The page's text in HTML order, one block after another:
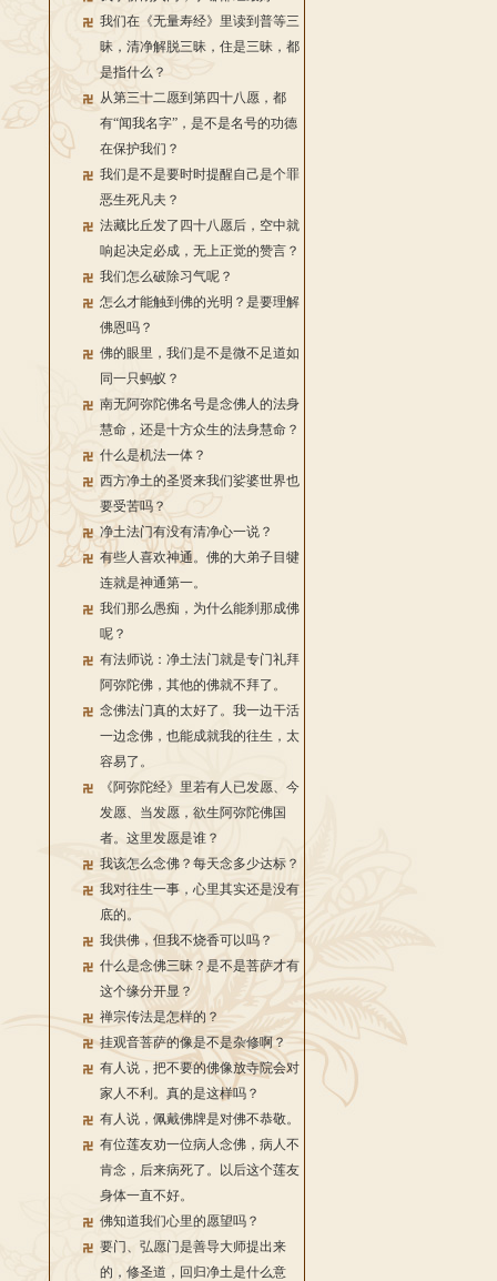
我们在《无量寿经》里读到普等三
昧，清净解脱三昧，住是三昧，都
是指什么？
从第三十二愿到第四十八愿，都
有“闻我名字”，是不是名号的功德
在保护我们？
我们是不是要时时提醒自己是个罪
恶生死凡夫？
法藏比丘发了四十八愿后，空中就
响起决定必成，无上正觉的赞言？
我们怎么破除习气呢？
怎么才能触到佛的光明？是要理解
佛恩吗？
佛的眼里，我们是不是微不足道如
同一只蚂蚁？
南无阿弥陀佛名号是念佛人的法身
慧命，还是十方众生的法身慧命？
什么是机法一体？
西方净土的圣贤来我们娑婆世界也
要受苦吗？
净土法门有没有清净心一说？
有些人喜欢神通。佛的大弟子目犍
连就是神通第一。
我们那么愚痴，为什么能刹那成佛
呢？
有法师说：净土法门就是专门礼拜
阿弥陀佛，其他的佛就不拜了。
念佛法门真的太好了。我一边干活
一边念佛，也能成就我的往生，太
容易了。
《阿弥陀经》里若有人已发愿、今
发愿、当发愿，欲生阿弥陀佛国
者。这里发愿是谁？
我该怎么念佛？每天念多少达标？
我对往生一事，心里其实还是没有
底的。
我供佛，但我不烧香可以吗？
什么是念佛三昧？是不是菩萨才有
这个缘分开显？
禅宗传法是怎样的？
挂观音菩萨的像是不是杂修啊？
有人说，把不要的佛像放寺院会对
家人不利。真的是这样吗？
有人说，佩戴佛牌是对佛不恭敬。
有位莲友劝一位病人念佛，病人不
肯念，后来病死了。以后这个莲友
身体一直不好。
佛知道我们心里的愿望吗？
要门、弘愿门是善导大师提出来
的，修圣道，回归净土是什么意